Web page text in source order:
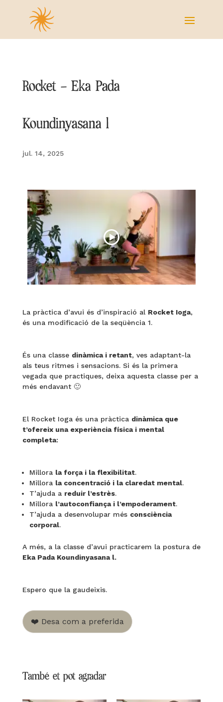
Rocket – Eka Pada
Koundinyasana l
jul. 14, 2025
La pràctica d’avui és d’inspiració al Rocket Ioga,
és una modificació de la seqüència 1.
És una classe dinàmica i retant, ves adaptant-la
als teus ritmes i sensacions. Si és la primera
vegada que practiques, deixa aquesta classe per a
més endavant 🙂
El Rocket Ioga és una pràctica dinàmica que
t’ofereix una experiència física i mental
completa:
Millora la força i la flexibilitat.
Millora la concentració i la claredat mental.
T’ajuda a reduir l’estrès.
Millora l’autoconfiança i l’empoderament.
T’ajuda a desenvolupar més consciència
corporal.
A més, a la classe d’avui practicarem la postura de
Eka Pada Koundinyasana l.
Espero que la gaudeixis.
❤️ Desa com a preferida
També et pot agradar